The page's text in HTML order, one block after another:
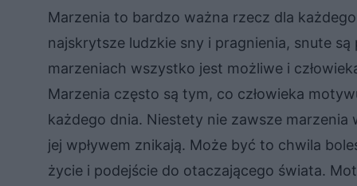
Marzenia to bardzo ważna rzecz dla każdego
najskrytsze ludzkie sny i pragnienia, snute są
marzeniach wszystko jest możliwe i
Marzenia często są tym, co człowieka
każdego dnia. Niestety nie zawsze
jej wpływem znikają. Może być to chwila
życie i podejście do otaczającego świata.